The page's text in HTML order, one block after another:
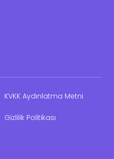
KVKK Aydınlatma Metni
Gizlilik Politikası